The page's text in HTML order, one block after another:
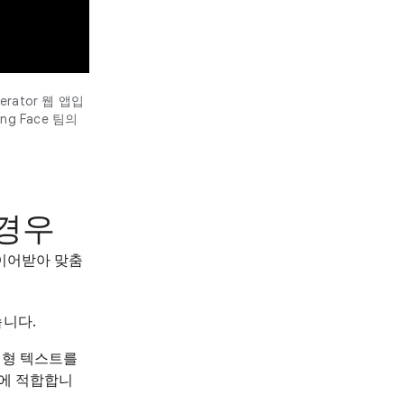
웹 앱입
Face 팀의
우
어받아 맞춤
다.
텍스트를
적합합니